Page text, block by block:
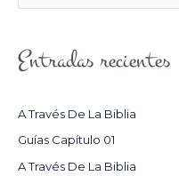
U
C
Entradas recientes
A Través De La Biblia
Guías Capítulo 01
A Través De La Biblia